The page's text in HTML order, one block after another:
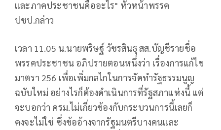
และภาคประชาชนคืออะไร" หัวหน้าพรรค
ปชป.กล่าว
เวลา 11.05 น.นายพริษฐ์ วัชรสินธุ สส.บัญชีรายชื่อ
พรรคประชาชน อภิปรายตอนหนึ่งว่า เรื่องการแก้ไข
มาตรา 256 เพื่อเพิ่มกลไกในการจัดทำรัฐธรรมนูญ
ฉบับใหม่ อย่างไรก็ต้องดำเนินการที่รัฐสภาแห่งนี้ แต่
จะบอกว่า ครม.ไม่เกี่ยวข้องกับกระบวนการนี้เลยก็
คงจะไม่ใช่ ซึ่งข้ออ้างจากรัฐมนตรีบางคนและ